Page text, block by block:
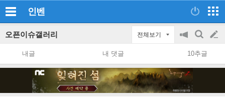
인벤
오픈이슈갤러리 전체보기
공
지
on/off
검
색
글
쓰
내글 내 댓글 10추글